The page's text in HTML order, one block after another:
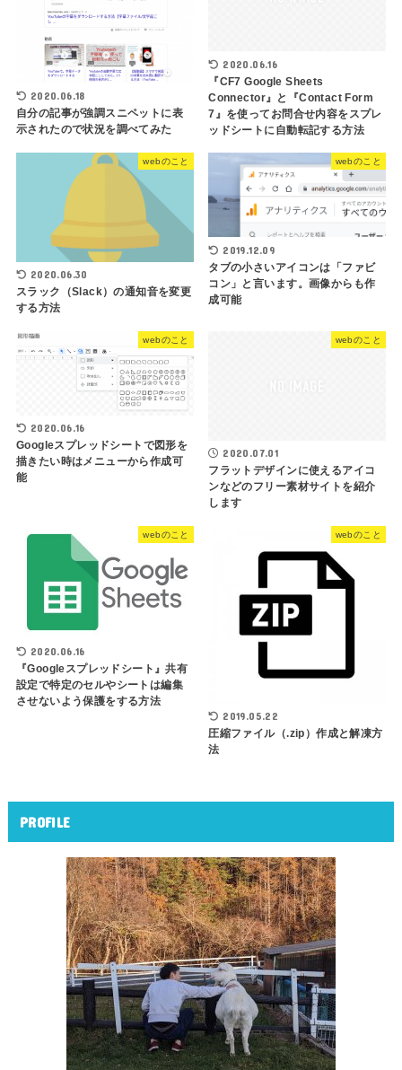
2020.06.18
自分の記事が強調スニペットに表
示されたので状況を調べてみた
2020.06.16
『CF7 Google Sheets
Connector』と『Contact Form
7』を使ってお問合せ内容をスプレ
ッドシートに自動転記する方法
webのこと
2020.06.30
スラック（Slack）の通知音を変更
する方法
webのこと
2019.12.09
タブの小さいアイコンは「ファビ
コン」と言います。画像からも作
成可能
webのこと
2020.06.16
Googleスプレッドシートで図形を
描きたい時はメニューから作成可
能
webのこと
2020.07.01
フラットデザインに使えるアイコ
ンなどのフリー素材サイトを紹介
します
webのこと
2020.06.16
『Googleスプレッドシート』共有
設定で特定のセルやシートは編集
させないよう保護をする方法
webのこと
2019.05.22
圧縮ファイル（.zip）作成と解凍方
法
PROFILE